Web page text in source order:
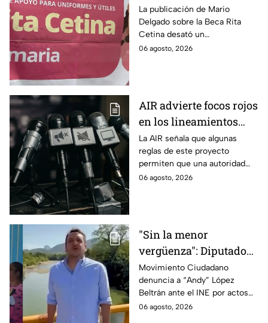
por publicación sobre
la Beca Rita Cetina
La publicación de Mario
Delgado sobre la Beca Rita
Cetina desató un
enfrentamiento entre Morena
06 agosto, 2026
AIR advierte focos rojos
en los lineamientos
para proteger a las
audiencias
La AIR señala que algunas
reglas de este proyecto
permiten que una autoridad
gubernamental supervise,
06 agosto, 2026
"Sin la menor
vergüenza": Diputado
Juan Zavala denuncia
ante el INE a Andy
López Beltrán por
campaña anticipada en
Movimiento Ciudadano
denuncia a “Andy” López
Beltrán ante el INE por actos
anticipados de campaña en
06 agosto, 2026